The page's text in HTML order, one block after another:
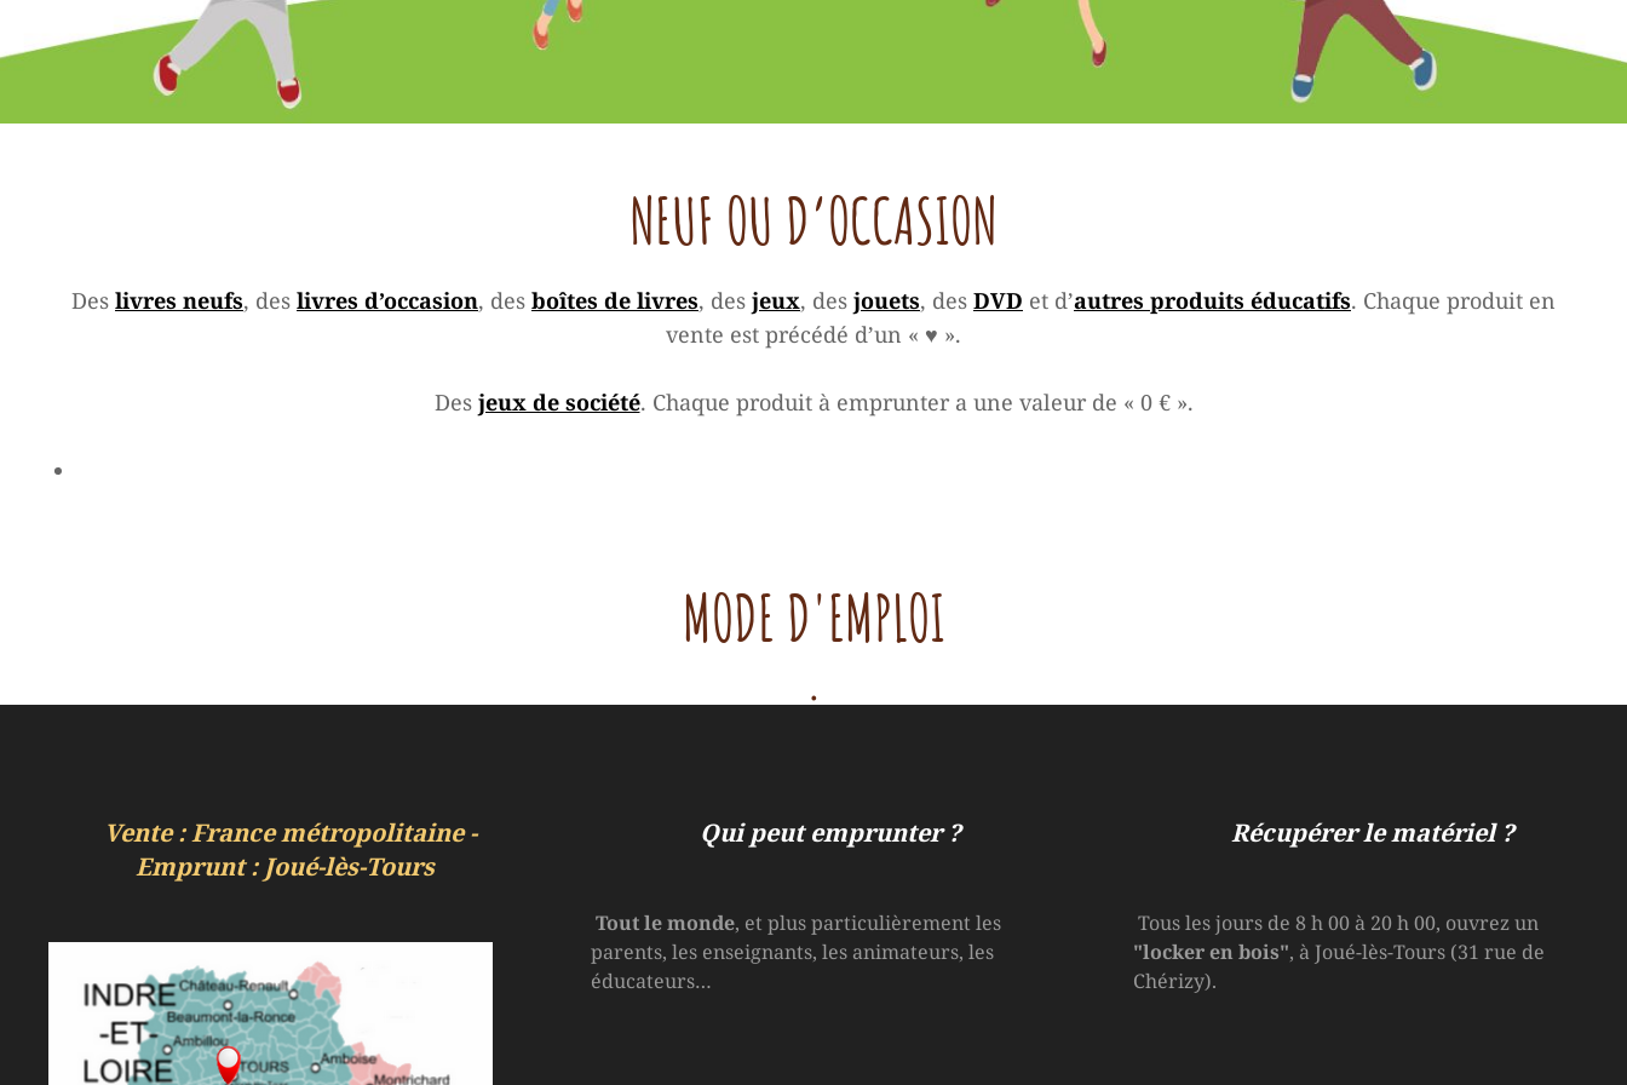
NEUF OU D’OCCASION
Des livres neufs, des livres d’occasion, des boîtes de livres, des jeux, des jouets, des DVD et d’autres produits éducatifs. Chaque produit en
vente est précédé d’un « ♥ ».
Des jeux de société. Chaque produit à emprunter a une valeur de « 0 € ».
MODE D'EMPLOI
.
Vente : France métropolitaine -
Emprunt : Joué-lès-Tours
Qui peut emprunter ?
Tout le monde, et plus particulièrement les
parents, les enseignants, les animateurs, les
éducateurs…
Récupérer le matériel ?
Tous les jours de 8 h 00 à 20 h 00, ouvrez un
"locker en bois", à Joué-lès-Tours (31 rue de
Chérizy).